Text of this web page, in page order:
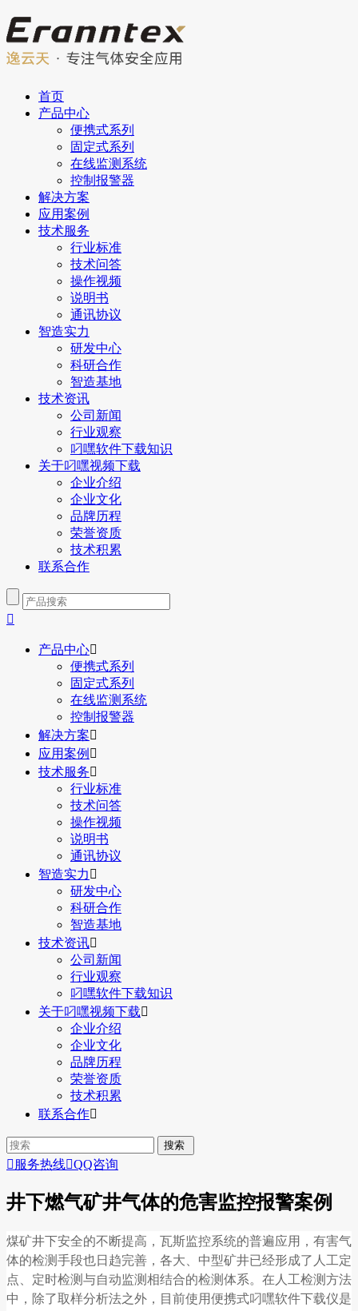
首页
产品中心
便携式系列
固定式系列
在线监测系统
控制报警器
解决方案
应用案例
技术服务
行业标准
技术问答
操作视频
说明书
通讯协议
智造实力
研发中心
科研合作
智造基地
技术资讯
公司新闻
行业观察
叼嘿软件下载知识
关于叼嘿视频下载
企业介绍
企业文化
品牌历程
荣誉资质
技术积累
联系合作

产品中心
便携式系列
固定式系列
在线监测系统
控制报警器
解决方案
应用案例 
技术服务
行业标准
技术问答
操作视频
说明书
通讯协议
智造实力 
研发中心
科研合作
智造基地
技术资讯
公司新闻
行业观察
叼嘿软件下载知识
关于叼嘿视频下载
企业介绍
企业文化
品牌历程
荣誉资质
技术积累
联系合作
 服务热线QQ咨询
井下燃气矿井气体的危害监控报警案例
煤矿井下安全的不断提高，瓦斯监控系统的普遍应用，有害气
体的检测手段也日趋完善，各大、中型矿井已经形成了人工定
点、定时检测与自动监测相结合的检测体系。在人工检测方法
中，除了取样分析法之外，目前使用便携式叼嘿软件下载仪是